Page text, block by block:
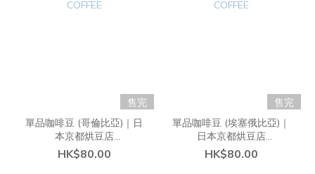
售完
單品咖啡豆 (哥倫比亞)｜日
本京都烘豆店
WEEKENDERS COFFEE
HK$80.00
售完
單品咖啡豆 (埃塞俄比亞)｜
日本京都烘豆店
WEEKENDERS COFFEE
HK$80.00